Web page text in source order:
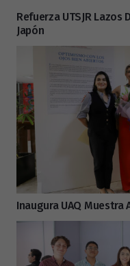
Refuerza UTSJR Lazos
Japón
Inaugura UAQ